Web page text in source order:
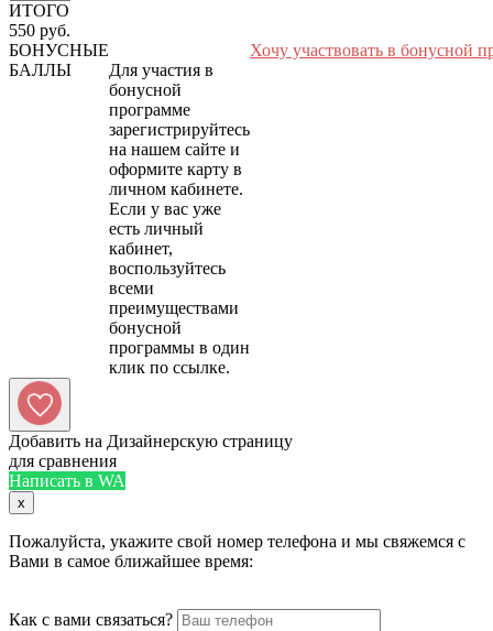
ИТОГО
550 руб.
БОНУСНЫЕ
БАЛЛЫ
Для участия в
бонусной
программе
зарегистрируйтесь
на нашем сайте и
оформите карту в
личном кабинете.
Если у вас уже
есть личный
кабинет,
воспользуйтесь
всеми
преимуществами
бонусной
программы в один
Хочу участвовать в бонусной
Добавить на Дизайнерскую страницу
для сравнения
Написать в WA
x
Пожалуйста, укажите свой номер телефона и мы свяжемся с
Вами в самое ближайшее время:
Как с вами связаться?